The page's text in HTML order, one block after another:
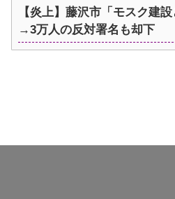
【炎上】藤沢市「モスク建
→3万人の反対署名も却下